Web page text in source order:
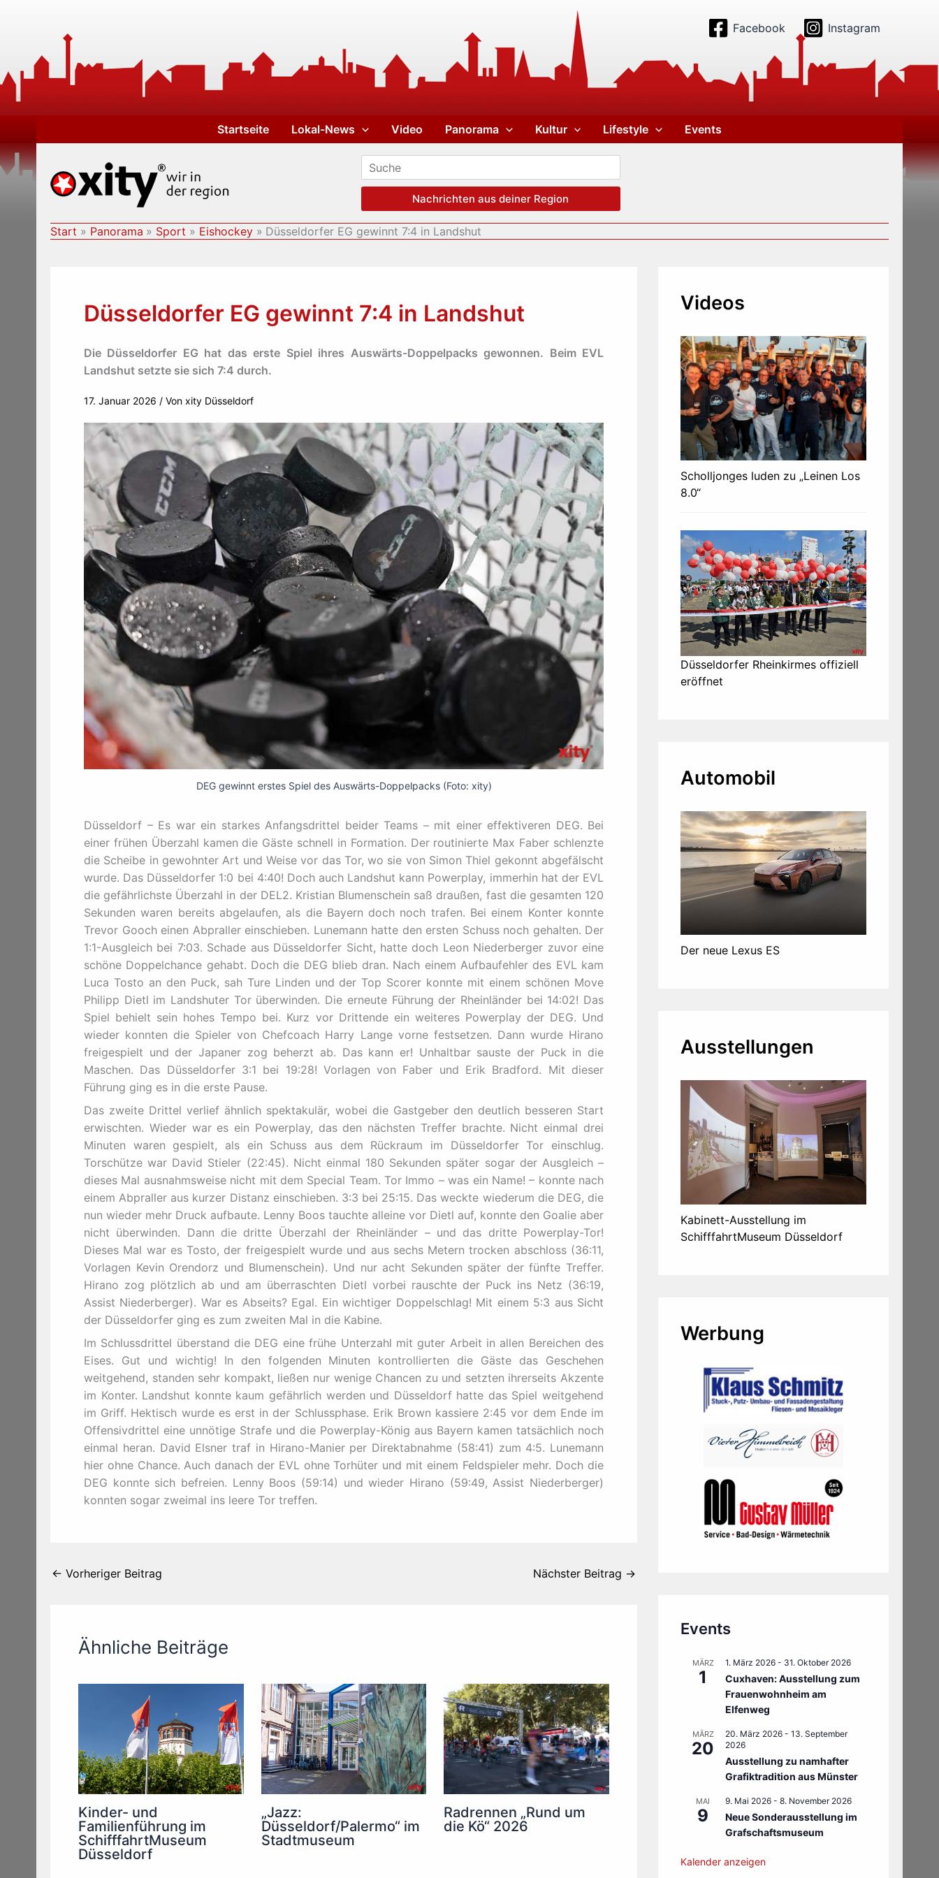
Facebook Instagram
Startseite Lokal-News Video Panorama Kultur Lifestyle Events
Nachrichten aus deiner Region
Start Panorama Sport Eishockey Düsseldorfer EG gewinnt 7:4 in Landshut
Düsseldorfer EG gewinnt 7:4 in Landshut
Die Düsseldorfer EG hat das erste Spiel ihres Auswärts-Doppelpacks gewonnen. Beim EVL
Landshut setzte sie sich 7:4 durch.
17. Januar 2026 / Von xity Düsseldorf
DEG gewinnt erstes Spiel des Auswärts-Doppelpacks (Foto: xity)
Düsseldorf – Es war ein starkes Anfangsdrittel beider Teams – mit einer effektiveren DEG. Bei
einer frühen Überzahl kamen die Gäste schnell in Formation. Der routinierte Max Faber schlenzte
die Scheibe in gewohnter Art und Weise vor das Tor, wo sie von Simon Thiel gekonnt abgefälscht
wurde. Das Düsseldorfer 1:0 bei 4:40! Doch auch Landshut kann Powerplay, immerhin hat der EVL
die gefährlichste Überzahl in der DEL2. Kristian Blumenschein saß draußen, fast die gesamten 120
Sekunden waren bereits abgelaufen, als die Bayern doch noch trafen. Bei einem Konter konnte
Trevor Gooch einen Abpraller einschieben. Lunemann hatte den ersten Schuss noch gehalten. Der
1:1-Ausgleich bei 7:03. Schade aus Düsseldorfer Sicht, hatte doch Leon Niederberger zuvor eine
schöne Doppelchance gehabt. Doch die DEG blieb dran. Nach einem Aufbaufehler des EVL kam
Luca Tosto an den Puck, sah Ture Linden und der Top Scorer konnte mit einem schönen Move
Philipp Dietl im Landshuter Tor überwinden. Die erneute Führung der Rheinländer bei 14:02! Das
Spiel behielt sein hohes Tempo bei. Kurz vor Drittende ein weiteres Powerplay der DEG. Und
wieder konnten die Spieler von Chefcoach Harry Lange vorne festsetzen. Dann wurde Hirano
freigespielt und der Japaner zog beherzt ab. Das kann er! Unhaltbar sauste der Puck in die
Maschen. Das Düsseldorfer 3:1 bei 19:28! Vorlagen von Faber und Erik Bradford. Mit dieser
Führung ging es in die erste Pause.
Das zweite Drittel verlief ähnlich spektakulär, wobei die Gastgeber den deutlich besseren Start
erwischten. Wieder war es ein Powerplay, das den nächsten Treffer brachte. Nicht einmal drei
Minuten waren gespielt, als ein Schuss aus dem Rückraum im Düsseldorfer Tor einschlug.
Torschütze war David Stieler (22:45). Nicht einmal 180 Sekunden später sogar der Ausgleich –
dieses Mal ausnahmsweise nicht mit dem Special Team. Tor Immo – was ein Name! – konnte nach
einem Abpraller aus kurzer Distanz einschieben. 3:3 bei 25:15. Das weckte wiederum die DEG, die
nun wieder mehr Druck aufbaute. Lenny Boos tauchte alleine vor Dietl auf, konnte den Goalie aber
nicht überwinden. Dann die dritte Überzahl der Rheinländer – und das dritte Powerplay-Tor!
Dieses Mal war es Tosto, der freigespielt wurde und aus sechs Metern trocken abschloss (36:11,
Vorlagen Kevin Orendorz und Blumenschein). Und nur acht Sekunden später der fünfte Treffer.
Hirano zog plötzlich ab und am überraschten Dietl vorbei rauschte der Puck ins Netz (36:19,
Assist Niederberger). War es Abseits? Egal. Ein wichtiger Doppelschlag! Mit einem 5:3 aus Sicht
der Düsseldorfer ging es zum zweiten Mal in die Kabine.
Im Schlussdrittel überstand die DEG eine frühe Unterzahl mit guter Arbeit in allen Bereichen des
Eises. Gut und wichtig! In den folgenden Minuten kontrollierten die Gäste das Geschehen
weitgehend, standen sehr kompakt, ließen nur wenige Chancen zu und setzten ihrerseits Akzente
im Konter. Landshut konnte kaum gefährlich werden und Düsseldorf hatte das Spiel weitgehend
im Griff. Hektisch wurde es erst in der Schlussphase. Erik Brown kassiere 2:45 vor dem Ende im
Offensivdrittel eine unnötige Strafe und die Powerplay-König aus Bayern kamen tatsächlich noch
einmal heran. David Elsner traf in Hirano-Manier per Direktabnahme (58:41) zum 4:5. Lunemann
hier ohne Chance. Auch danach der EVL ohne Torhüter und mit einem Feldspieler mehr. Doch die
DEG konnte sich befreien. Lenny Boos (59:14) und wieder Hirano (59:49, Assist Niederberger)
konnten sogar zweimal ins leere Tor treffen.
← Vorheriger Beitrag Nächster Beitrag →
Ähnliche Beiträge
Kinder- und
Familienführung im
SchifffahrtMuseum
Düsseldorf
„Jazz:
Düsseldorf/Palermo“ im
Stadtmuseum
Radrennen „Rund um
die Kö“ 2026
Videos
Scholljonges luden zu „Leinen Los
8.0“
Düsseldorfer Rheinkirmes offiziell
eröffnet
Automobil
Der neue Lexus ES
Ausstellungen
Kabinett-Ausstellung im
SchifffahrtMuseum Düsseldorf
Werbung
Events
MÄRZ
1
1. März 2026 - 31. Oktober 2026
Cuxhaven: Ausstellung zum
Frauenwohnheim am
Elfenweg
MÄRZ
20
20. März 2026 - 13. September
2026
Ausstellung zu namhafter
Grafiktradition aus Münster
MAI
9
9. Mai 2026 - 8. November 2026
Neue Sonderausstellung im
Grafschaftsmuseum
Kalender anzeigen